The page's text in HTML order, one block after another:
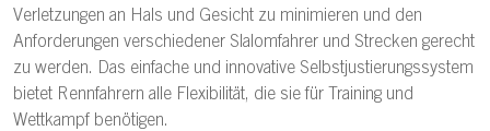
Verletzungen an Hals und Gesicht zu minimieren und den
Anforderungen verschiedener Slalomfahrer und Strecken gerecht
zu werden. Das einfache und innovative Selbstjustierungssystem
bietet Rennfahrern alle Flexibilität, die sie für Training und
Wettkampf benötigen.